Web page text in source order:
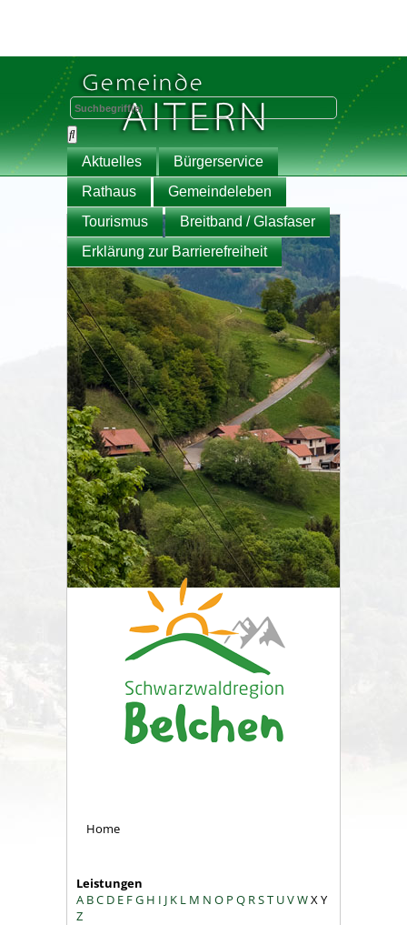
Aktuelles
Bürgerservice
Rathaus
Gemeindeleben
Tourismus
Breitband / Glasfaser
Erklärung zur Barrierefreiheit
Home
Leistungen
A BC D E FG H I J K L M N O P Q RST UVWXY
Z